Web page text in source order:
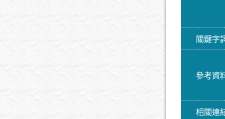
關鍵字
參考資
相關連